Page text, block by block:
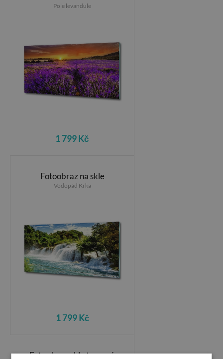
Pole levandule
1 799 Kč
Fotoobraz na skle
Vodopád Krka
1 799 Kč
Foto obraz sklo tvrzené